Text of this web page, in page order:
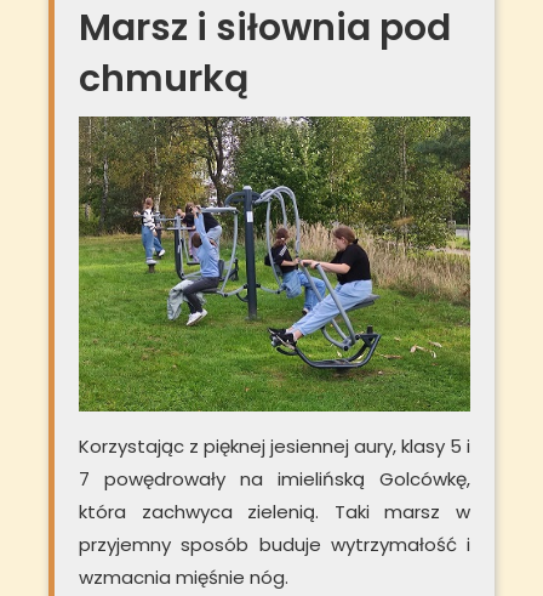
Marsz i siłownia pod
chmurką
Korzystając z pięknej jesiennej aury, klasy 5 i
7 powędrowały na imielińską Golcówkę,
która zachwyca zielenią. Taki marsz w
przyjemny sposób buduje wytrzymałość i
wzmacnia mięśnie nóg.